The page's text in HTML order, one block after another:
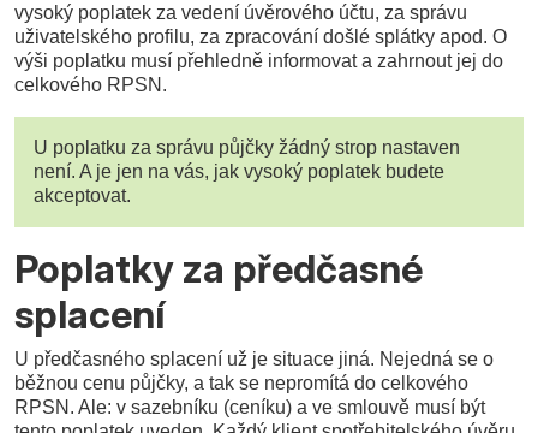
vysoký poplatek za vedení úvěrového účtu, za správu
uživatelského profilu, za zpracování došlé splátky apod. O
výši poplatku musí přehledně informovat a zahrnout jej do
celkového RPSN.
U poplatku za správu půjčky žádný strop nastaven
není. A je jen na vás, jak vysoký poplatek budete
akceptovat.
Poplatky za předčasné
splacení
U předčasného splacení už je situace jiná. Nejedná se o
běžnou cenu půjčky, a tak se nepromítá do celkového
RPSN. Ale: v sazebníku (ceníku) a ve smlouvě musí být